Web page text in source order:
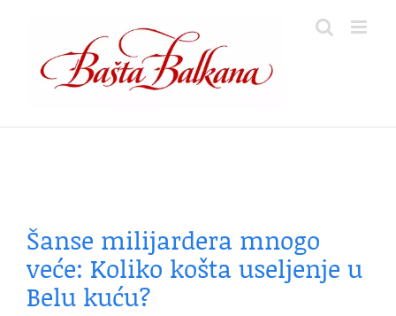
content
Šanse milijardera mnogo
veće: Koliko košta useljenje u
Belu kuću?